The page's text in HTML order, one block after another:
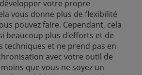
votre propre
vous donne plus de flexibilité
pouvez faire. Cependant, cela
beaucoup plus d’efforts et de
techniques et ne prend pas en
avec votre outil de
que vous ne soyez un